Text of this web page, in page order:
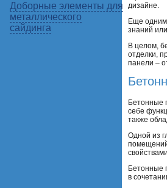
Доборные элементы для
металлического
сайдинга
дизайне.
Еще одним
знаний
В целом,
отделки,
панели –
Бетонные
себе
также
Одной из
Бетонные
в